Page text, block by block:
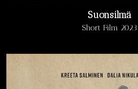
Suonsilmä
Short Film 2023